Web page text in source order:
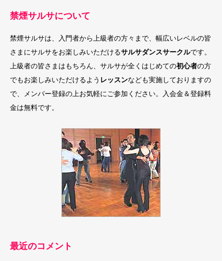
禁煙サルサについて
禁煙サルサは、入門者から上級者の方々まで、幅広いレベルの皆
さまにサルサをお楽しみいただけるサルサダンスサークルです。
上級者の皆さまはもちろん、サルサが全くはじめての初心者の方
でもお楽しみいただけるよう レッスンなども実施しておりますの
で、メンバー登録の上お気軽にご参加ください。入会金＆登録料
金は無料です。
最近のコメント